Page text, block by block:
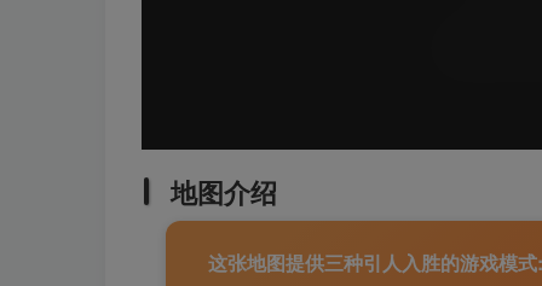
地图介绍
这张地图提供三种引人入胜的游戏模